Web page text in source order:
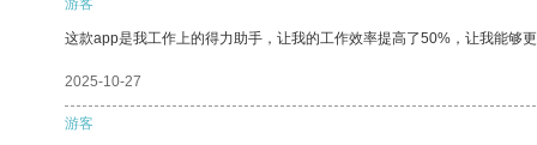
游客
这款app是我工作上的得力助手，让我的工作效率提高了50%，让我能够
2025-10-27
游客